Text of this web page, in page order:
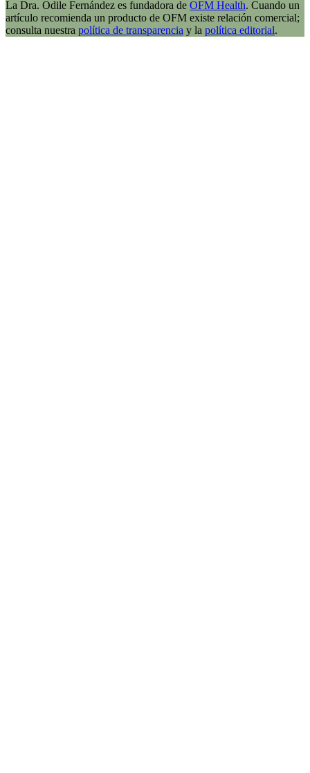
La Dra. Odile Fernández es fundadora de OFM Health. Cuando un
artículo recomienda un producto de OFM existe relación comercial;
consulta nuestra política de transparencia y la política editorial.